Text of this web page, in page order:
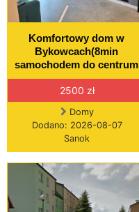
Komfortowy dom w
Bykowcach(8min
samochodem do centrum
2500 zł
Domy
Dodano: 2026-08-07
Sanok